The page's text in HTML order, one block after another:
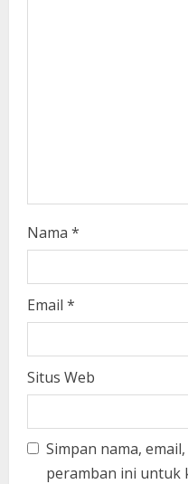
Nama *
Email *
Situs Web
Simpan nama,
peramban ini untuk